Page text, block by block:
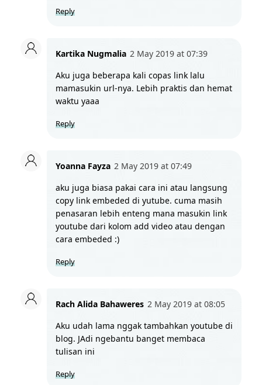
Reply
Kartika Nugmalia 2 May 2019 at 07:39
Aku juga beberapa kali copas link lalu
mamasukin url-nya. Lebih praktis dan hemat
waktu yaaa
Reply
Yoanna Fayza 2 May 2019 at 07:49
aku juga biasa pakai cara ini atau langsung
copy link embeded di yutube. cuma masih
penasaran lebih enteng mana masukin link
youtube dari kolom add video atau dengan
cara embeded :)
Reply
Rach Alida Bahaweres 2 May 2019 at 08:05
Aku udah lama nggak tambahkan youtube di
blog. JAdi ngebantu banget membaca
tulisan ini
Reply